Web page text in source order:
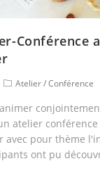
Conférence
Atelier/Conférence
atelier conférence
avec pour thème
ont pu